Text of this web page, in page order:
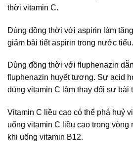
thời vitamin C.
Dùng đồng thời với aspirin làm
giảm bài tiết aspirin trong nước tiểu.
Dùng đồng thời với fluphenazin
fluphenazin huyết tương. Sự acid
dùng vitamin C làm thay đổi sự bài
Vitamin C liều cao có thể phá huỷ
uống vitamin C liều cao trong
khi uống vitamin B12.